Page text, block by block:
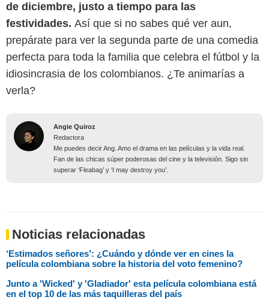
de diciembre, justo a tiempo para las
festividades. Así que si no sabes qué ver aun,
prepárate para ver la segunda parte de una comedia
perfecta para toda la familia que celebra el fútbol y la
idiosincrasia de los colombianos. ¿Te animarías a
verla?
Angie Quiroz
Redactora
Me puedes decir Ang. Amo el drama en las películas y la vida real.
Fan de las chicas súper poderosas del cine y la televisión. Sigo sin
superar ‘Fleabag’ y ‘I may destroy you’.
Noticias relacionadas
‘Estimados señores’: ¿Cuándo y dónde ver en cines la
película colombiana sobre la historia del voto femenino?
Junto a 'Wicked' y 'Gladiador' esta película colombiana está
en el top 10 de las más taquilleras del país